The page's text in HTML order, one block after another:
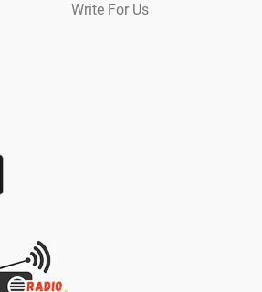
Write For Us